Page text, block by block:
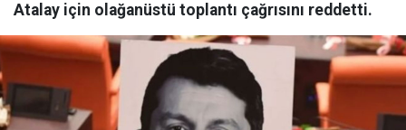
Atalay için olağanüstü toplantı çağrısını reddetti.